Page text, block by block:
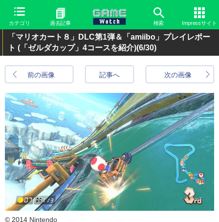
カテゴリ 過去記事 検索 Impressサイト
「マリオカート８」DLC第1弾＆「amiibo」プレイレポー
ト (「ゼルダカップ」4コースを紹介)(6/30)
前の画像 次の画像
記事へ
© 2014 Nintendo